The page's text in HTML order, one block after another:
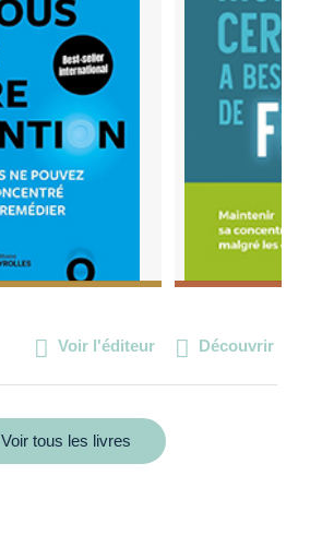
Voir l'éditeur Découvrir
Voir tous les livres